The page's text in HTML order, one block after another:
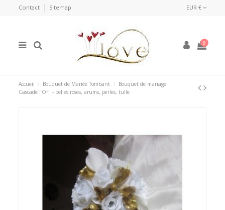
Contact Sitemap EUR €
0
Accueil Bouquet de Mariée Tombant
Bouquet de mariage
Cascade "Or" - belles roses, arums, perles, tulle